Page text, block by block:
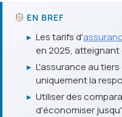
EN BREF
▸ Les tarifs d'
en 2025, atteignant
▸ L'assurance au
uniquement la
▸ Utiliser des
d'économiser